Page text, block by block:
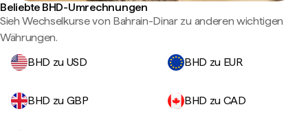
Beliebte BHD-Umrechnungen
Sieh Wechselkurse von Bahrain-Dinar zu anderen wichtigen
Währungen.
BHD zu USD
BHD zu EUR
BHD zu GBP BHD zu CAD